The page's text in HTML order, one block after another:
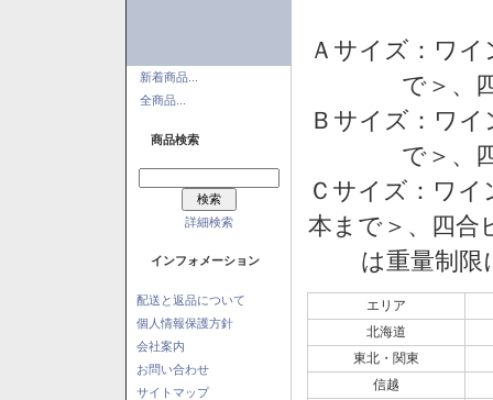
新着商品...
全商品...
商品検索
詳細検索
インフォメーション
配送と返品について
個人情報保護方針
会社案内
お問い合わせ
サイトマップ
Ａサイズ：ワ
で＞、
Ｂサイズ：ワ
で＞、
Ｃサイズ：ワイ
本まで＞、四
は重量制
エリア
北海道
東北・関東
信越